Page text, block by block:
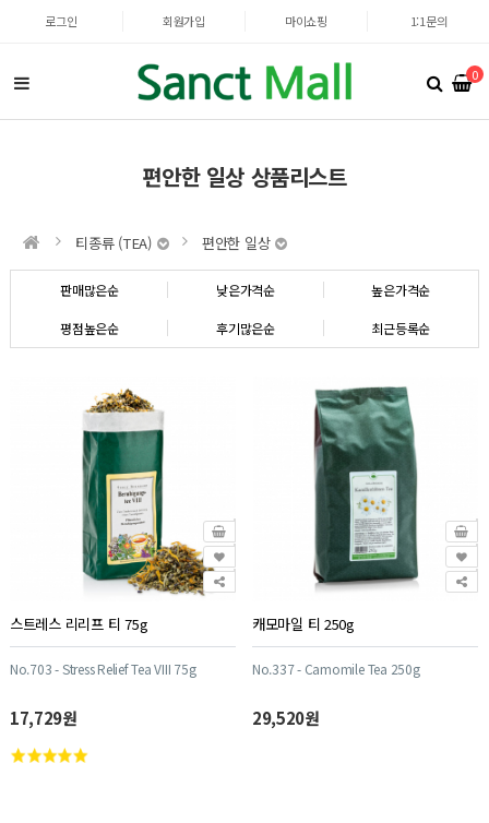
로그인 회원가입 마이쇼핑 1:1문의
0
편안한 일상 상품리스트
티종류 (TEA) 편안한 일상
판매많은순 낮은가격순 높은가격순
평점높은순 후기많은순 최근등록순
스트레스 리리프 티 75g
No.703 - Stress Relief Tea VIII 75g
17,729원
캐모마일 티 250g
No.337 - Camomile Tea 250g
29,520원